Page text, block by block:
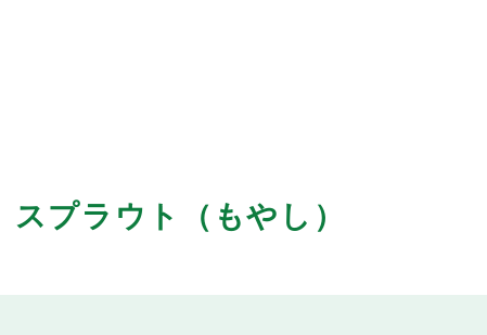
スプラウト（もやし）